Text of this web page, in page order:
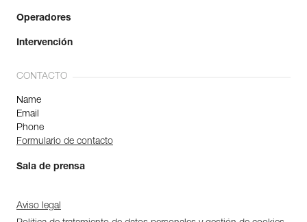
Operadores
Intervención
CONTACTO
Name
Email
Phone
Formulario de contacto
Sala de prensa
Aviso legal